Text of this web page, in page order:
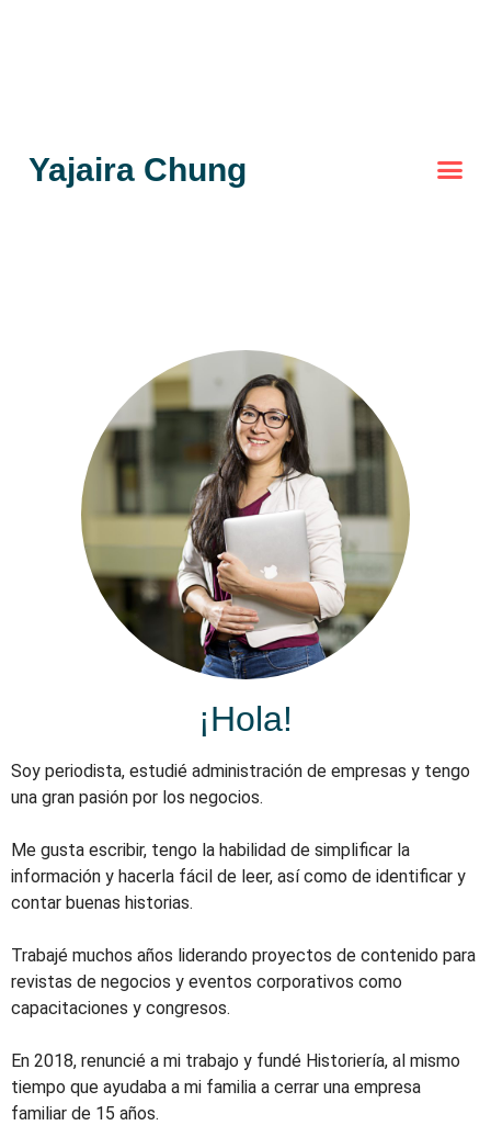
Yajaira Chung
¡Hola!
Soy periodista, estudié administración de empresas y tengo
una gran pasión por los negocios.
Me gusta escribir, tengo la habilidad de simplificar la
información y hacerla fácil de leer, así como de identificar y
contar buenas historias.
Trabajé muchos años liderando proyectos de contenido para
revistas de negocios y eventos corporativos como
capacitaciones y congresos.
En 2018, renuncié a mi trabajo y fundé Historiería, al mismo
tiempo que ayudaba a mi familia a cerrar una empresa
familiar de 15 años.